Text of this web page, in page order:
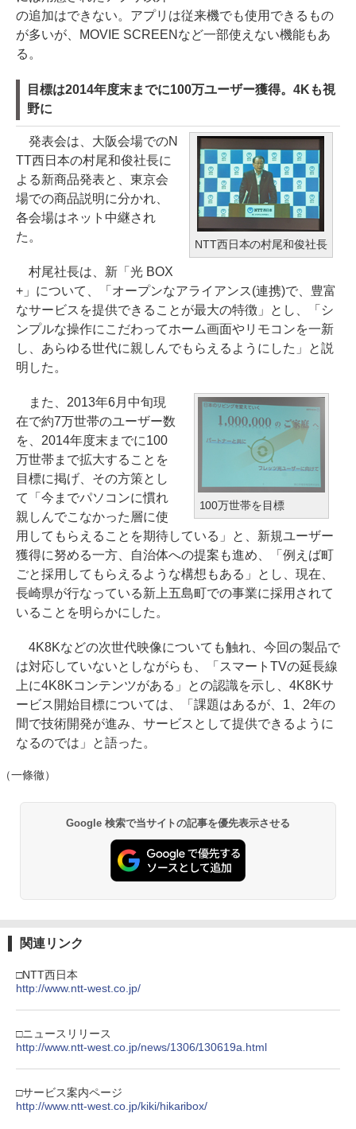
の追加はできない。アプリは従来機でも使用できるもの
が多いが、MOVIE SCREENなど一部使えない機能もあ
る。
目標は2014年度末までに100万ユーザー獲得。4Kも視
野に
NTT西日本の村尾和俊社長
発表会は、大阪会場でのN
TT西日本の村尾和俊社長に
よる新商品発表と、東京会
場での商品説明に分かれ、
各会場はネット中継され
た。
村尾社長は、新「光 BOX
+」について、「オープンなアライアンス(連携)で、豊富
なサービスを提供できることが最大の特徴」とし、「シ
ンプルな操作にこだわってホーム画面やリモコンを一新
し、あらゆる世代に親しんでもらえるようにした」と説
明した。
100万世帯を目標
また、2013年6月中旬現
在で約7万世帯のユーザー数
を、2014年度末までに100
万世帯まで拡大することを
目標に掲げ、その方策とし
て「今までパソコンに慣れ
親しんでこなかった層に使
用してもらえることを期待している」と、新規ユーザー
獲得に努める一方、自治体への提案も進め、「例えば町
ごと採用してもらえるような構想もある」とし、現在、
長崎県が行なっている新上五島町での事業に採用されて
いることを明らかにした。
4K8Kなどの次世代映像についても触れ、今回の製品で
は対応していないとしながらも、「スマートTVの延長線
上に4K8Kコンテンツがある」との認識を示し、4K8Kサ
ービス開始目標については、「課題はあるが、1、2年の
間で技術開発が進み、サービスとして提供できるように
なるのでは」と語った。
（一條徹）
Google 検索で当サイトの記事を優先表示させる
関連リンク
□NTT西日本
http://www.ntt-west.co.jp/
□ニュースリリース
http://www.ntt-west.co.jp/news/1306/130619a.html
□サービス案内ページ
http://www.ntt-west.co.jp/kiki/hikaribox/